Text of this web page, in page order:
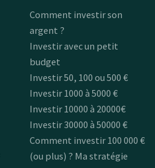
Comment investir son
argent ?
Investir avec un petit
budget
Investir 50, 100 ou 500 €
Investir 1000 à 5000 €
Investir 10000 à 20000€
Investir 30000 à 50000 €
Comment investir 100 000 €
(ou plus) ? Ma stratégie